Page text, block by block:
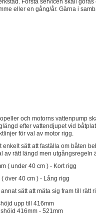
Första servicen skall
eller en gång/år. Gärna i
och motorns vattenpump
efter vattendjupet vid
för val av motor rigg.
enkelt sätt att faställa om båten
av rätt längd men utgångsregeln
( under 40 cm ) - Kort rigg
över 40 cm ) - Lång rigg
sätt att mäta sig fram till
upp till 416mm
416mm - 521mm